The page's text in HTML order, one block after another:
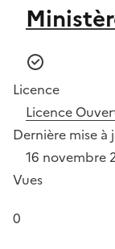
Licence
Licence
Dernière mise à
16 novembre
Vues
0